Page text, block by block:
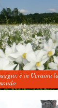
è in Ucraina